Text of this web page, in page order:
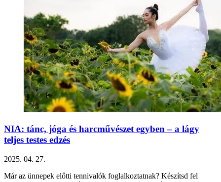
NIA: tánc, jóga és harcművészet egyben – a lágy
teljes testes edzés
2025. 04. 27.
Már az ünnepek előtti tennivalók foglalkoztatnak? Készítsd fel